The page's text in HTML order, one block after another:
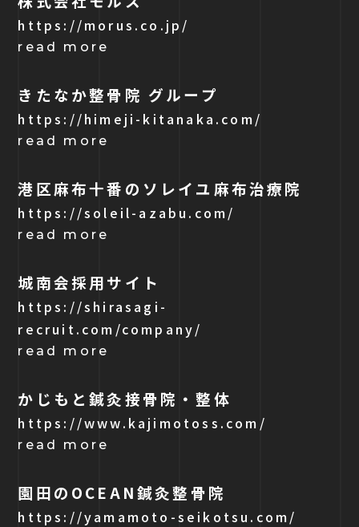
https://morus.co.jp/
read more
きたなか整骨院 グループ
https://himeji-kitanaka.com/
read more
港区麻布十番のソレイユ麻布治療院
https://soleil-azabu.com/
read more
城南会採用サイト
https://shirasagi-
recruit.com/company/
read more
かじもと鍼灸接骨院・整体
https://www.kajimotoss.com/
read more
園田のOCEAN鍼灸整骨院
https://yamamoto-seikotsu.com/